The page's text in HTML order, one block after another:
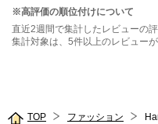
※高評価の順位付けについて
直近2週間で集計したレビューの
集計対象は、5件以上のレビュー
TOP ファッション